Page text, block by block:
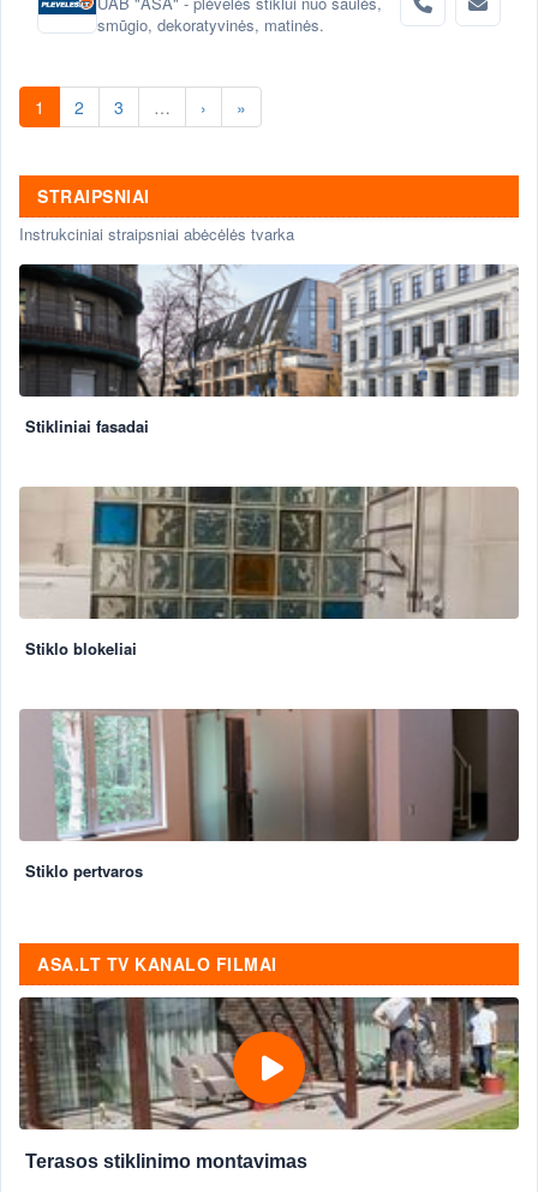
smūgio, dekoratyvinės, matinės.
1 2 3 … › »
STRAIPSNIAI
Instrukciniai straipsniai abėcėlės tvarka
Stikliniai fasadai
Stiklo blokeliai
Stiklo pertvaros
ASA.LT TV KANALO FILMAI
Terasos stiklinimo montavimas